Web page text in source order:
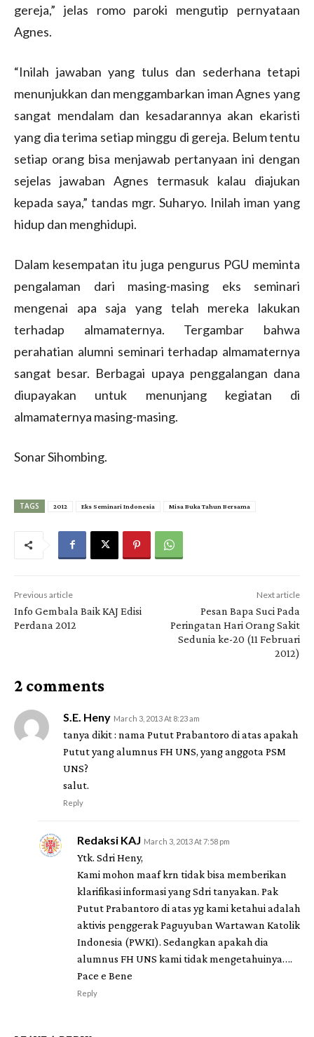
gereja,” jelas romo paroki mengutip pernyataan
Agnes.
“Inilah jawaban yang tulus dan sederhana tetapi
menunjukkan dan menggambarkan iman Agnes yang
sangat mendalam dan kesadarannya akan ekaristi
yang dia terima setiap minggu di gereja. Belum tentu
setiap orang bisa menjawab pertanyaan ini dengan
sejelas jawaban Agnes termasuk kalau diajukan
kepada saya,” tandas mgr. Suharyo. Inilah iman yang
hidup dan menghidupi.
Dalam kesempatan itu juga pengurus PGU meminta
pengalaman dari masing-masing eks seminari
mengenai apa saja yang telah mereka lakukan
terhadap almamaternya. Tergambar bahwa
perahatian alumni seminari terhadap almamaternya
sangat besar. Berbagai upaya penggalangan dana
diupayakan untuk menunjang kegiatan di
almamaternya masing-masing.
Sonar Sihombing.
TAGS 2012 Eks Seminari Indonesia Misa Buka Tahun Bersama
Previous article
Info Gembala Baik KAJ Edisi
Perdana 2012
Next article
Pesan Bapa Suci Pada
Peringatan Hari Orang Sakit
Sedunia ke-20 (11 Februari
2012)
2 comments
S.E. Heny March 3, 2013 At 8:23 am
tanya dikit : nama Putut Prabantoro di atas apakah
Putut yang alumnus FH UNS, yang anggota PSM
UNS?
salut.
Reply
Redaksi KAJ March 3, 2013 At 7:58 pm
Ytk. Sdri Heny,
Kami mohon maaf krn tidak bisa memberikan
klarifikasi informasi yang Sdri tanyakan. Pak
Putut Prabantoro di atas yg kami ketahui adalah
aktivis penggerak Paguyuban Wartawan Katolik
Indonesia (PWKI). Sedangkan apakah dia
alumnus FH UNS kami tidak mengetahuinya….
Pace e Bene
Reply